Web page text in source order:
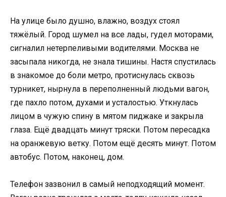
На улице было душно, влажно, воздух стоял
тяжёлый. Город шумел на все лады, гудел моторами,
сигналил нетерпеливыми водителями. Москва не
засыпала никогда, не знала тишины. Настя спустилась
в знакомое до боли метро, протиснулась сквозь
турникет, нырнула в переполненный людьми вагон,
где пахло потом, духами и усталостью. Уткнулась
лицом в чужую спину в мятом пиджаке и закрыла
глаза. Ещё двадцать минут тряски. Потом пересадка
на оранжевую ветку. Потом ещё десять минут. Потом
автобус. Потом, наконец, дом.
Телефон зазвонил в самый неподходящий момент.